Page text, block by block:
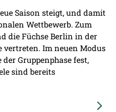
Saison steigt, und damit
Wettbewerb. Zum
die Füchse Berlin in der
vertreten. Im neuen Modus
Gruppenphase fest,
sind bereits